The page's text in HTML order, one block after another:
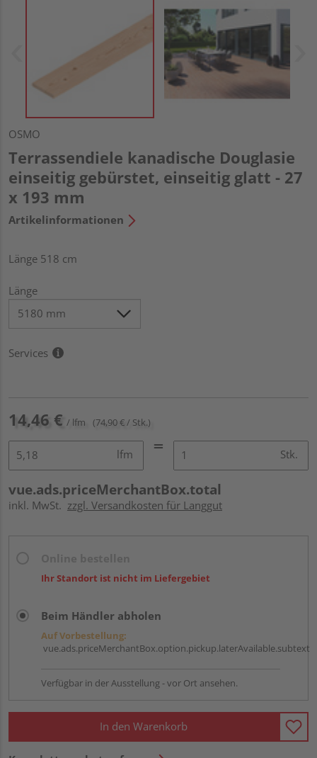
OSMO
Terrassendiele kanadische Douglasie
einseitig gebürstet, einseitig glatt - 27
x 193 mm
Artikelinformationen
Länge 518 cm
Länge
Services
14,46 € / lfm (74,90 € / Stk.)
lfm Stk.
vue.ads.priceMerchantBox.total
inkl. MwSt. zzgl. Versandkosten für Langgut
Ihr Standort ist nicht im Liefergebiet
Beim Händler abholen
Auf Vorbestellung:
vue.ads.priceMerchantBox.option.pickup.laterAvailable.subtext
Verfügbar in der Ausstellung - vor Ort ansehen.
In den Warenkorb